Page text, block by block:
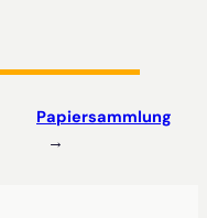
Papiersammlung
→